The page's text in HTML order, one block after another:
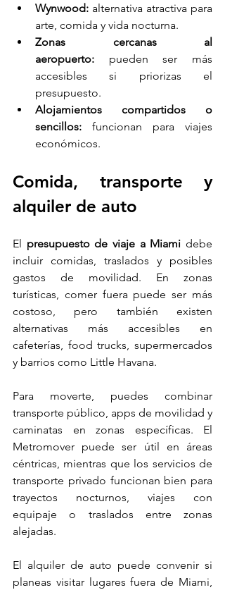
Wynwood: alternativa atractiva para
arte, comida y vida nocturna.
Zonas cercanas al
aeropuerto: pueden ser más
accesibles si priorizas el
presupuesto.
Alojamientos compartidos o
sencillos: funcionan para viajes
económicos.
Comida, transporte y
alquiler de auto
El presupuesto de viaje a Miami debe
incluir comidas, traslados y posibles
gastos de movilidad. En zonas
turísticas, comer fuera puede ser más
costoso, pero también existen
alternativas más accesibles en
cafeterías, food trucks, supermercados
y barrios como Little Havana.
Para moverte, puedes combinar
transporte público, apps de movilidad y
caminatas en zonas específicas. El
Metromover puede ser útil en áreas
céntricas, mientras que los servicios de
transporte privado funcionan bien para
trayectos nocturnos, viajes con
equipaje o traslados entre zonas
alejadas.
El alquiler de auto puede convenir si
planeas visitar lugares fuera de Miami,